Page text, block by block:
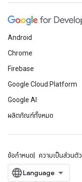
Android
Chrome
Firebase
Google Cloud Platform
Google AI
ผลิตภัณฑ์ทั้งหมด
ข้อกำหนด ความเป็นส่วนตัว